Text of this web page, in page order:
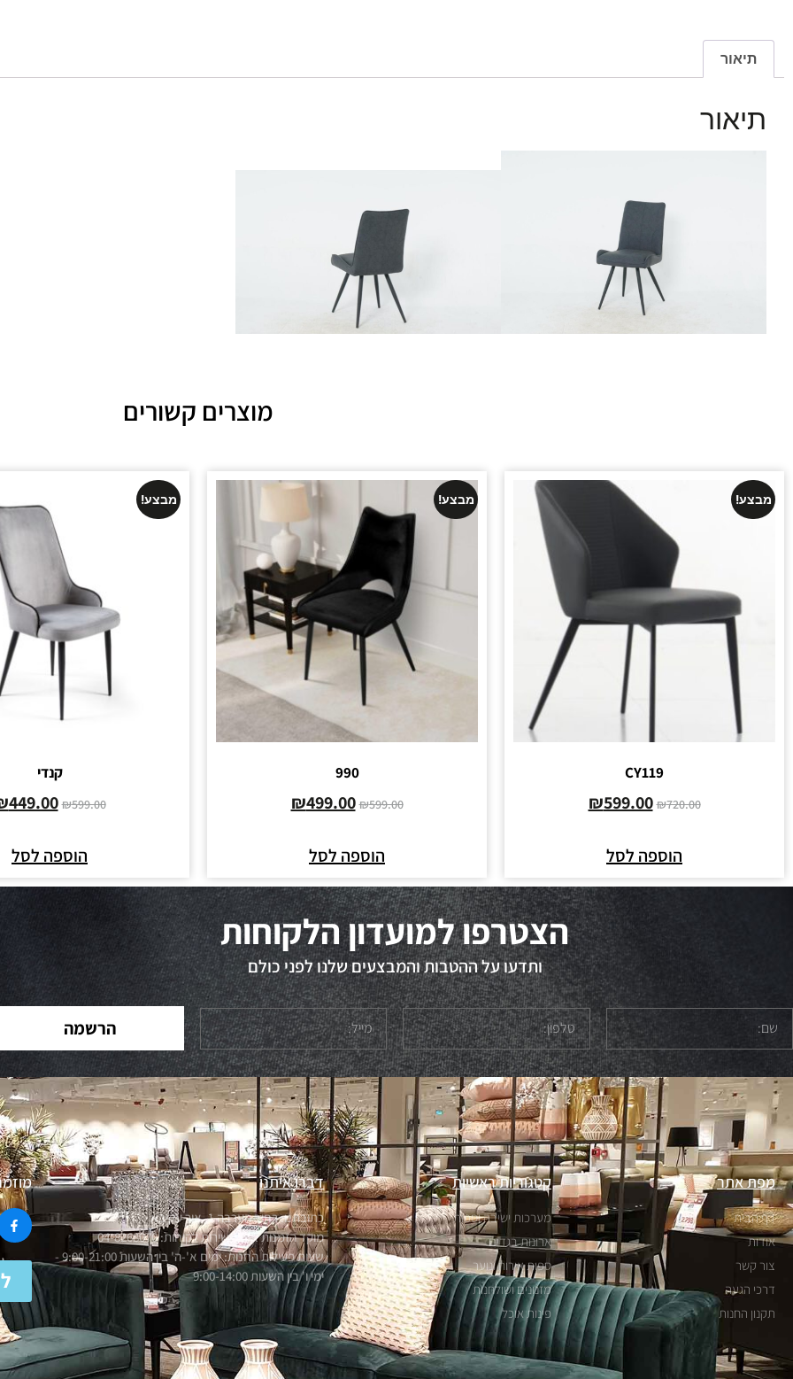
תיאור
תיאור
מוצרים קשורים
מבצע!
CY119
₪720.00
₪599.00
הוספה לסל
מבצע!
990
₪599.00
₪499.00
הוספה לסל
מבצע!
קנדי
₪599.00
449.00
הוספה לסל
הצטרפו למועדון הלקוחות
ותדעו על ההטבות והמבצעים שלנו לפני כולם
הרשמה
מפת אתר
דף הבית
אודות
צור קשר
דרכי הגעה
תקנון החנות
קטגוריות ראשיות
מערכות ישיבה וספות
ארונות בגדים
ספות אירוח ונוער
מזנונים ושולחנות
פינות אוכל
דברו איתנו
כתובתנו: רחוב הערבה 1, אור עקיבא
מוקד הזמנות ארצי ושירות לקוחות: 04-8268070
שעות פעילות החנות: ימים א'-ה' בין השעות 9:00-21:00 -
ימי ו' בין השעות 9:00-14:00